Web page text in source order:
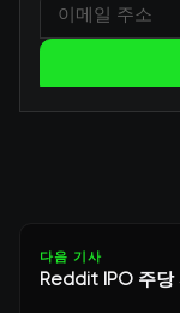
다음 기사
Reddit IPO 주당